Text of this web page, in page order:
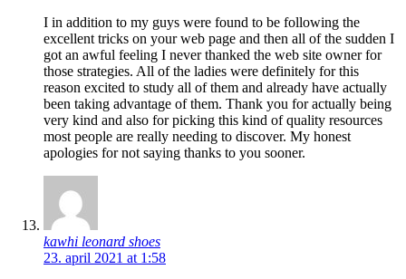
I in addition to my guys were found to be following the
excellent tricks on your web page and then all of the sudden I
got an awful feeling I never thanked the web site owner for
those strategies. All of the ladies were definitely for this
reason excited to study all of them and already have actually
been taking advantage of them. Thank you for actually being
very kind and also for picking this kind of quality resources
most people are really needing to discover. My honest
apologies for not saying thanks to you sooner.
kawhi leonard shoes
23. april 2021 at 1:58